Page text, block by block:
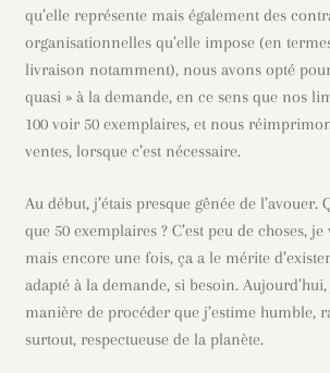
qu’elle représente mais également des
organisationnelles qu’elle impose (en
livraison notamment), nous avons opté
quasi » à la demande, en ce sens que nos
100 voir 50 exemplaires, et nous
ventes, lorsque c’est nécessaire.
Au début, j’étais presque gênée de l’avouer.
que 50 exemplaires ? C’est peu de choses, je
mais encore une fois, ça a le mérite
adapté à la demande, si besoin.
manière de procéder que j’estime humble,
surtout, respectueuse de la planète.